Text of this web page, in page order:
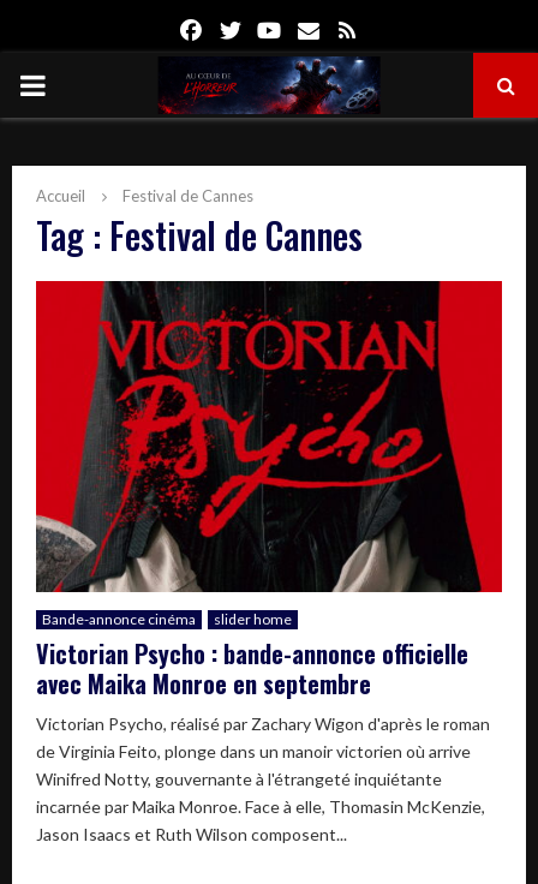
FacebookTwitterYoutube
Email
PRIMARY
Accueil Festival de Cannes
Tag : Festival de Cannes
Bande-annonce cinéma slider home
Victorian Psycho : bande-annonce officielle
avec Maika Monroe en septembre
Victorian Psycho, réalisé par Zachary Wigon d'après le roman
de Virginia Feito, plonge dans un manoir victorien où arrive
Winifred Notty, gouvernante à l'étrangeté inquiétante
incarnée par Maika Monroe. Face à elle, Thomasin McKenzie,
Jason Isaacs et Ruth Wilson composent...